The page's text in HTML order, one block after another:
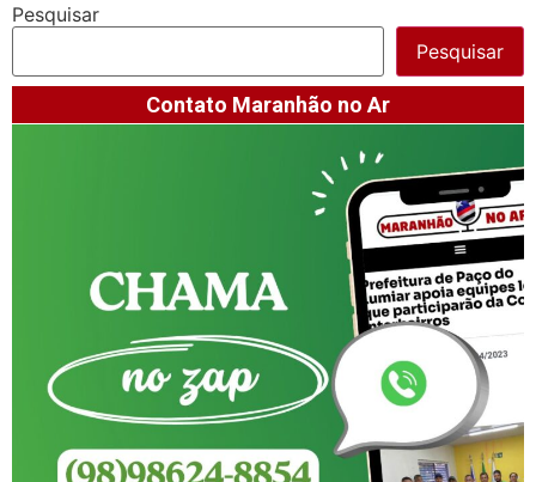
Pesquisar
Pesquisar
Contato Maranhão no Ar